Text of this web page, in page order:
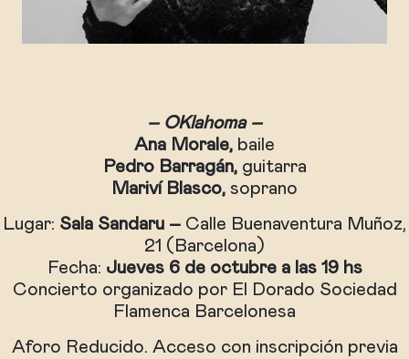
– OKlahoma –
Ana Morale, baile
Pedro Barragán, guitarra
Mariví Blasco, soprano
Lugar: Sala Sandaru – Calle Buenaventura Muñoz,
21 (Barcelona)
Fecha: Jueves 6 de octubre a las 19 hs
Concierto organizado por El Dorado Sociedad
Flamenca Barcelonesa
Aforo Reducido. Acceso con inscripción previa